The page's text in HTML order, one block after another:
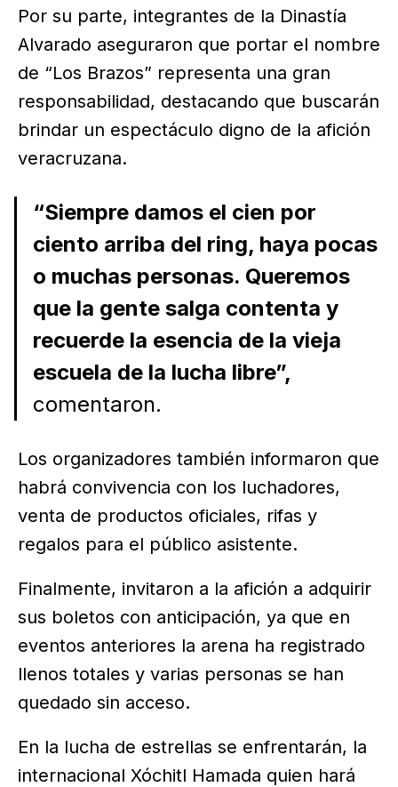
Por su parte, integrantes de la Dinastía
Alvarado aseguraron que portar el nombre
de “Los Brazos” representa una gran
responsabilidad, destacando que buscarán
brindar un espectáculo digno de la afición
veracruzana.
“Siempre damos el cien por
ciento arriba del ring, haya pocas
o muchas personas. Queremos
que la gente salga contenta y
recuerde la esencia de la vieja
escuela de la lucha libre”,
comentaron.
Los organizadores también informaron que
habrá convivencia con los luchadores,
venta de productos oficiales, rifas y
regalos para el público asistente.
Finalmente, invitaron a la afición a adquirir
sus boletos con anticipación, ya que en
eventos anteriores la arena ha registrado
llenos totales y varias personas se han
quedado sin acceso.
En la lucha de estrellas se enfrentarán, la
internacional Xóchitl Hamada quien hará